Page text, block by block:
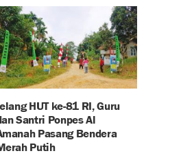
HUT ke-81 RI, Guru
Santri Ponpes Al
Pasang Bendera
Putih